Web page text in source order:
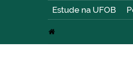
Estude na UFOB